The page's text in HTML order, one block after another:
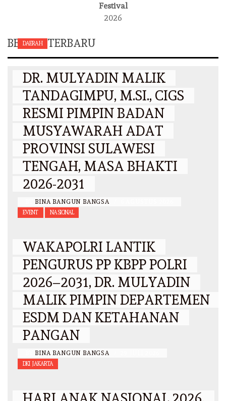
Festival
2026
BERITA TERBARU
DAERAH
DR. MULYADIN MALIK
TANDAGIMPU, M.SI., CIGS
RESMI PIMPIN BADAN
MUSYAWARAH ADAT
PROVINSI SULAWESI
TENGAH, MASA BHAKTI
2026-2031
BINA BANGUN BANGSA
EVENT NASIONAL
WAKAPOLRI LANTIK
PENGURUS PP KBPP POLRI
2026–2031, DR. MULYADIN
MALIK PIMPIN DEPARTEMEN
ESDM DAN KETAHANAN
PANGAN
BINA BANGUN BANGSA
DKI JAKARTA